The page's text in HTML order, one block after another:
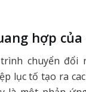
hợp
chuyển đổi
lục tố tạo ra